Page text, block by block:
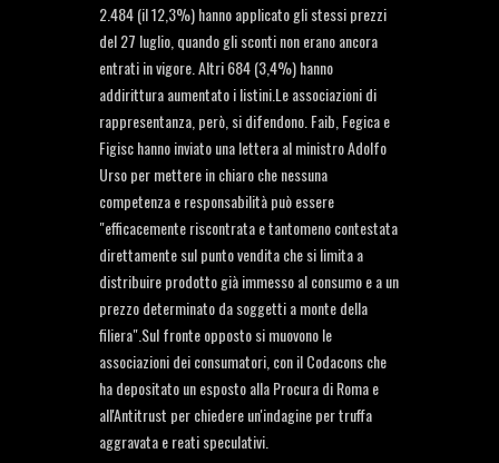
2.484 (il 12,3%) hanno applicato gli stessi prezzi
del 27 luglio, quando gli sconti non erano ancora
entrati in vigore. Altri 684 (3,4%) hanno
addirittura aumentato i listini.Le associazioni di
rappresentanza, però, si difendono. Faib, Fegica e
Figisc hanno inviato una lettera al ministro Adolfo
Urso per mettere in chiaro che nessuna
competenza e responsabilità può essere
"efficacemente riscontrata e tantomeno contestata
direttamente sul punto vendita che si limita a
distribuire prodotto già immesso al consumo e a un
prezzo determinato da soggetti a monte della
filiera".Sul fronte opposto si muovono le
associazioni dei consumatori, con il Codacons che
ha depositato un esposto alla Procura di Roma e
all'Antitrust per chiedere un'indagine per truffa
aggravata e reati speculativi.